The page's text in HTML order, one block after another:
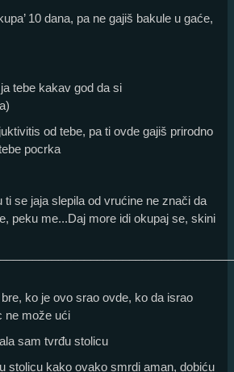
10 dana, pa ne gajiš bakule u gaće,
tebe kakav god da si
od tebe, pa ti ovde gajiš prirodno
pocrka
se jaja slepila od vrućine ne znači da
peku me...Daj more idi okupaj se, skini
ko je ovo srao ovde, ko da israo
ne može ući
sam tvrđu stolicu
stolicu kako ovako smrdi aman, dobiću